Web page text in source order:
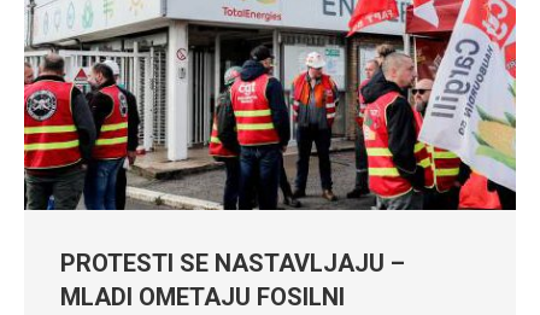
PROTESTI SE NASTAVLJAJU –
MLADI OMETAJU FOSILNI